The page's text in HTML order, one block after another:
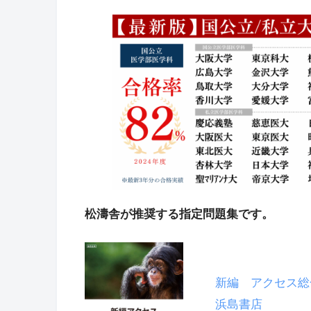
松濤舎が推奨する指定問題集です。
新編 アクセス総
浜島書店